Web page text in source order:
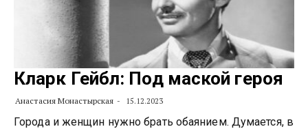
Кларк Гейбл: Под маской героя
Анастасия Монастырская 15.12.2023
Города и женщин нужно брать обаянием. Думается, в